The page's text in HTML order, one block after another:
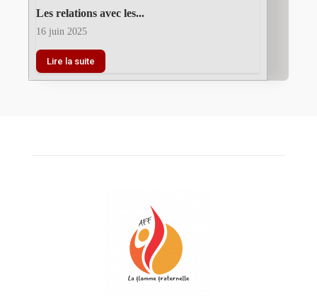
Les relations avec les...
16 juin 2025
Lire la suite